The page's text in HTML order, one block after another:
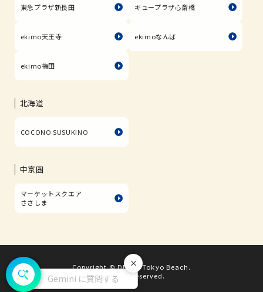
Gemini に質問する
閉じる
東急プラザ新長田 キュープラザ心斎橋
ekimo天王寺 ekimoなんば
ekimo梅田
北海道
COCONO SUSUKINO
中京圏
マーケットスクエア
ささしま
Copyright © DECKS Tokyo Beach.
All rights reserved.